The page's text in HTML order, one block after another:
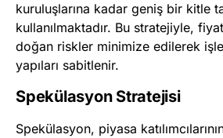
kuruluşlarına kadar geniş bir kitle
kullanılmaktadır. Bu stratejiyle,
doğan riskler minimize edilerek
yapıları sabitlenir.
Spekülasyon Stratejisi
Spekülasyon, piyasa